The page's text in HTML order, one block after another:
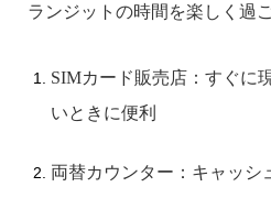
ランジットの時間を楽しく過
SIMカード販売店：すぐに
いときに便利
両替カウンター：キャッシ